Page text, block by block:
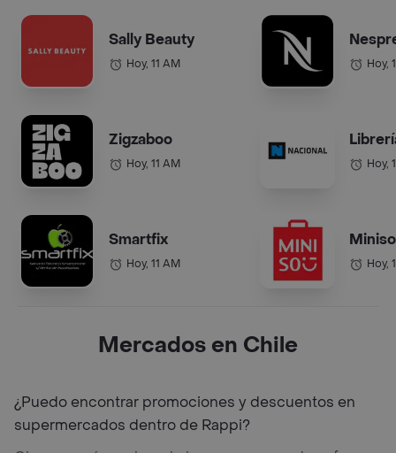
Sally Beauty
Hoy, 11 AM
Zigzaboo
Hoy, 11 AM
Smartfix
Hoy, 11 AM
Hoy,
Hoy,
Miniso
Hoy,
Mercados en Chile
¿Puedo encontrar promociones y descuentos en
supermercados dentro de Rappi?